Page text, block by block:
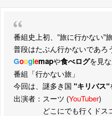
番組史上初、”旅に行かない”
普段はたぶん行かないであろ
Googlemapや食べログを見
番組「行かない旅」
今回は、謎多き国 "キリバス"
出演者：スーツ (YouTuber)
どこにでも行くドス